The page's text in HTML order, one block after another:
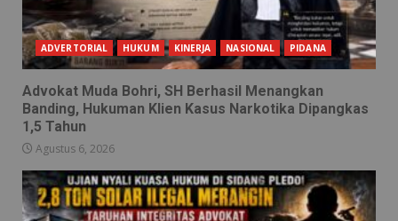
ADVERTORIAL HUKUM KINERJA NASIONAL PIDANA
Advokat Muda Bohri, SH Berhasil Menangkan
Banding, Hukuman Klien Kasus Narkotika Dipangkas
1,5 Tahun
Agustus 6, 2026